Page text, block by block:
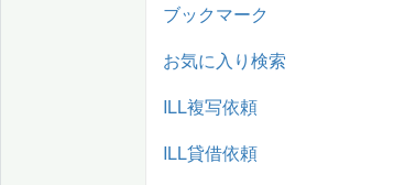
ブックマーク
お気に入り検索
ILL複写依頼
ILL貸借依頼